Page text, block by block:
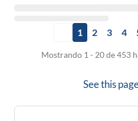
1 2 3 4
Mostrando 1 - 20 de 453
See this